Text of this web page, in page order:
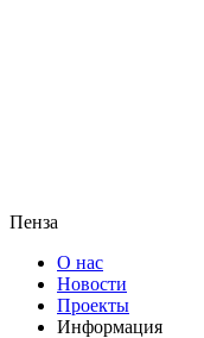
Пенза
О нас
Новости
Проекты
Информация